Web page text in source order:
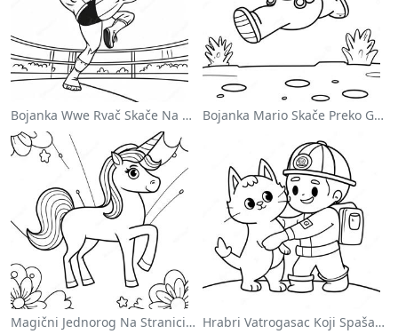
Bojanka Wwe Rvač Skače Na Protivnika Bojanka Mario Skače Preko Goomba
Magični Jednorog Na Stranici Za Bojanje Sa Duškom Hrabri Vatrogasac Koji Spašava Mačku Za Bojanje